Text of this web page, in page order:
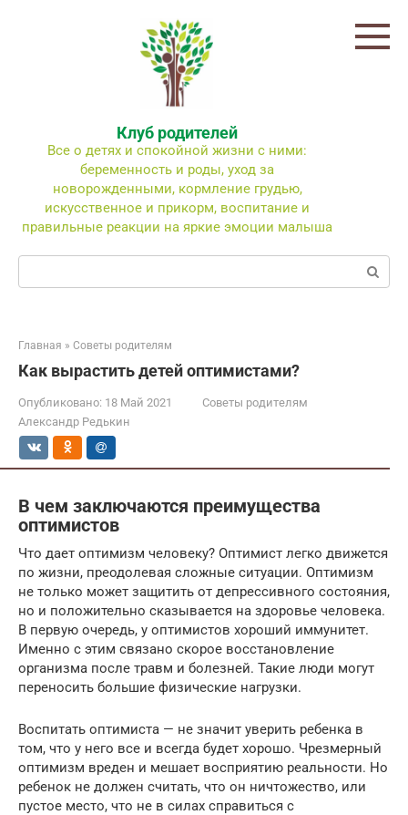
Клуб родителей
Все о детях и спокойной жизни с ними:
беременность и роды, уход за
новорожденными, кормление грудью,
искусственное и прикорм, воспитание и
правильные реакции на яркие эмоции малыша
Поиск:
Главная » Советы родителям
Как вырастить детей оптимистами?
Опубликовано: 18 Май 2021
Советы родителям
Александр Редькин
В чем заключаются преимущества
оптимистов
Что дает оптимизм человеку? Оптимист легко движется
по жизни, преодолевая сложные ситуации. Оптимизм
не только может защитить от депрессивного состояния,
но и положительно сказывается на здоровье человека.
В первую очередь, у оптимистов хороший иммунитет.
Именно с этим связано скорое восстановление
организма после травм и болезней. Такие люди могут
переносить большие физические нагрузки.
Воспитать оптимиста — не значит уверить ребенка в
том, что у него все и всегда будет хорошо. Чрезмерный
оптимизм вреден и мешает восприятию реальности. Но
ребенок не должен считать, что он ничтожество, или
пустое место, что не в силах справиться с